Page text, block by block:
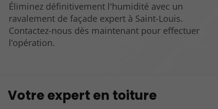
Éliminez définitivement l'humidité avec un
ravalement de façade expert à Saint-Louis.
Contactez-nous dès maintenant pour effectuer
l’opération.
Votre expert en toiture